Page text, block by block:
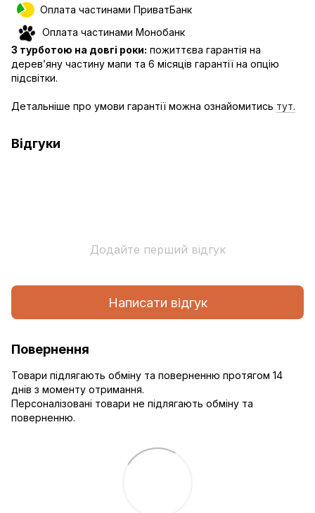
Оплата частинами ПриватБанк
Оплата частинами Монобанк
З турботою на довгі роки: пожиттєва гарантія на
дерев’яну частину мапи та 6 місяців гарантії на опцію
підсвітки.
Детальніше про умови гарантії можна ознайомитись тут.
Відгуки
Додайте перший відгук
Написати відгук
Повернення
Товари підлягають обміну та поверненню протягом 14
днів з моменту отримання.
Персоналізовані товари не підлягають обміну та
поверненню.